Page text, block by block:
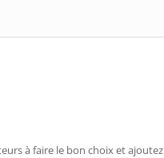
à faire le bon choix et ajoutez